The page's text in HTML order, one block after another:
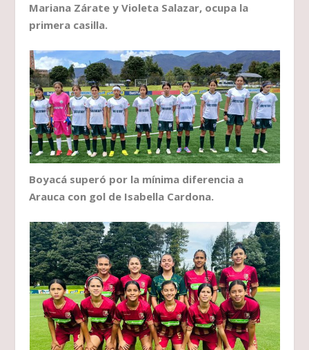
Mariana Zárate y Violeta Salazar, ocupa la
primera casilla.
Boyacá superó por la mínima diferencia a
Arauca con gol de Isabella Cardona.